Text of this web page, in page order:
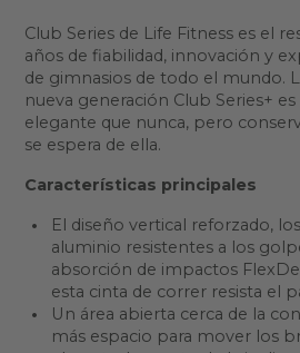
Club Series de Life Fitness es el
años de fiabilidad, innovación y
de gimnasios de todo el mundo.
nueva generación Club Series+
elegante que nunca, pero
se espera de ella.
Características principales
El diseño vertical reforzado,
aluminio resistentes a los
absorción de impactos
esta cinta de correr resista el
Un área abierta cerca de la
más espacio para mover los